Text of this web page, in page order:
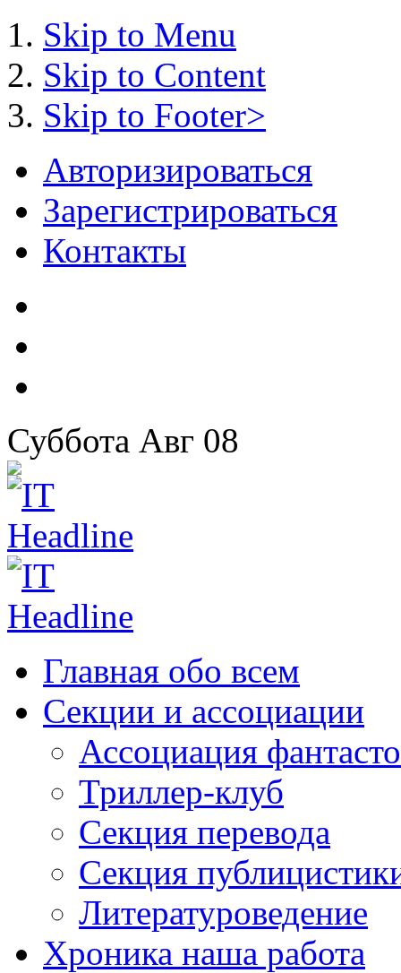
Skip to Menu
Skip to Content
Skip to Footer>
Авторизироваться
Зарегистрироваться
Контакты
Суббота Авг 08
Главная обо всем
Секции и ассоциации
Ассоциация
Триллер-клуб
Секция перевода
Секция
Литературоведение
Хроника наша работа